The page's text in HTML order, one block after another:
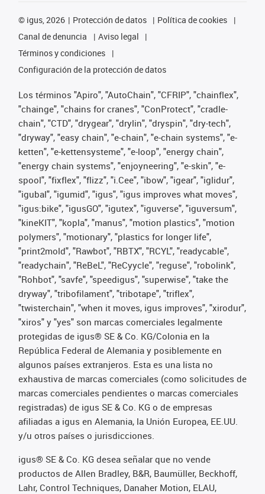
© igus, 2026 Protección de datos
Política de cookies
Canal de denuncia
Aviso legal
Términos y condiciones
Configuración de la protección de datos
Los términos "Apiro", "AutoChain", "CFRIP", "chainflex",
"chainge", "chains for cranes", "ConProtect", "cradle-
chain", "CTD", "drygear", "drylin", "dryspin", "dry-tech",
"dryway", "easy chain", "e-chain", "e-chain systems", "e-
ketten", "e-kettensysteme", "e-loop", "energy chain",
"energy chain systems", "enjoyneering", "e-skin", "e-
spool", "fixflex", "flizz", "i.Cee", "ibow", "igear", "iglidur",
"igubal", "igumid", "igus", "igus improves what moves",
"igus:bike", "igusGO", "igutex", "iguverse", "iguversum",
"kineKIT", "kopla", "manus", "motion plastics", "motion
polymers", "motionary", "plastics for longer life",
"print2mold", "Rawbot", "RBTX", "RCYL", "readycable",
"readychain", "ReBeL", "ReCyycle", "reguse", "robolink",
"Rohbot", "savfe", "speedigus", "superwise", "take the
dryway", "tribofilament", "tribotape", "triflex",
"twisterchain", "when it moves, igus improves", "xirodur",
"xiros" y "yes" son marcas comerciales legalmente
protegidas de igus® SE & Co. KG/Colonia en la
República Federal de Alemania y posiblemente en
algunos países extranjeros. Esta es una lista no
exhaustiva de marcas comerciales (como solicitudes de
marcas comerciales pendientes o marcas comerciales
registradas) de igus SE & Co. KG o de empresas
afiliadas a igus en Alemania, la Unión Europea, EE.UU.
y/u otros países o jurisdicciones.
igus® SE & Co. KG desea señalar que no vende
productos de Allen Bradley, B&R, Baumüller, Beckhoff,
Lahr, Control Techniques, Danaher Motion, ELAU,